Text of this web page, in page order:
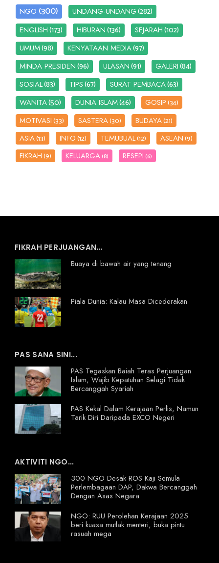
NGO (300) UNDANG-UNDANG(282)
ENGLISH(173) HIBURAN(136) SEJARAH(102)
UMUM(98) KENYATAAN MEDIA(97)
MINDA PRESIDEN(96) ULASAN(91) GALERI(84)
SOSIAL(83) TIPS(67) SURAT PEMBACA(63)
WANITA(50) DUNIA ISLAM(46) GOSIP(34)
MOTIVASI(33) SASTERA(30) BUDAYA(21)
ASIA(13) INFO(12) TEMUBUAL(12) ASEAN(9)
FIKRAH(9) KELUARGA (8) RESEPI (6)
FIKRAH PERJUANGAN...
Buaya di bawah air yang tenang
Piala Dunia: Kalau Masa Dicederakan
PAS SANA SINI...
PAS Tegaskan Baiah Teras Perjuangan
Islam, Wajib Kepatuhan Selagi Tidak
Bercanggah Syariah
PAS Kekal Dalam Kerajaan Perlis, Namun
Tarik Diri Daripada EXCO Negeri
AKTIVITI NGO...
300 NGO Desak ROS Kaji Semula
Perlembagaan DAP, Dakwa Bercanggah
Dengan Asas Negara
NGO: RUU Perolehan Kerajaan 2025
beri kuasa mutlak menteri, buka pintu
rasuah mega